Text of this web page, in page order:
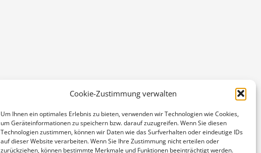
Cookie-Zustimmung verwalten
Um Ihnen ein optimales Erlebnis zu bieten, verwenden wir Technologien wie Cookies,
um Geräteinformationen zu speichern bzw. darauf zuzugreifen. Wenn Sie diesen
Technologien zustimmen, können wir Daten wie das Surfverhalten oder eindeutige IDs
auf dieser Website verarbeiten. Wenn Sie Ihre Zustimmung nicht erteilen oder
zurückziehen, können bestimmte Merkmale und Funktionen beeinträchtigt werden.